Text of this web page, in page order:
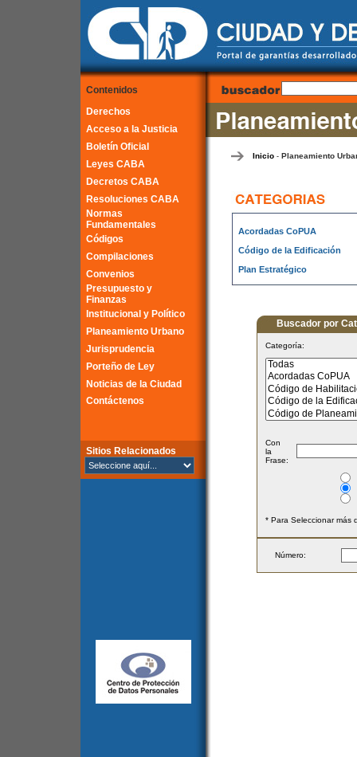
Contenidos
Derechos
Acceso a la Justicia
Boletín Oficial
Leyes CABA
Decretos CABA
Resoluciones CABA
Normas
Fundamentales
Códigos
Compilaciones
Convenios
Presupuesto y
Finanzas
Institucional y Político
Planeamiento Urbano
Jurisprudencia
Porteño de Ley
Noticias de la Ciudad
Contáctenos
Sitios Relacionados
Inicio - Planeamiento
Acordadas CoPUA
Código de la Edificación
Plan Estratégico
Buscador por
Categoría:
Con
la
Frase:
* Para Seleccionar más
Número: